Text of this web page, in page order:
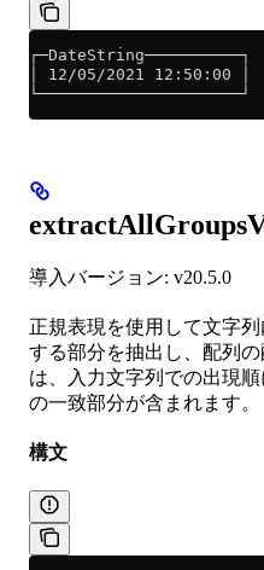
┌─DateString──────────┐
│ 12/05/2021 12:50:00 │
└─────────────────────┘
導入バージョン: v20.5.0
正規表現を使用して文字
する部分を抽出し、配列
は、入力文字列での出現
の一致部分が含まれます。
構文